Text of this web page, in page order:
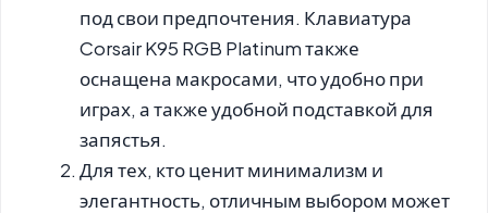
под свои предпочтения. Клавиатура
Corsair K95 RGB Platinum также
оснащена макросами, что удобно при
играх, а также удобной подставкой для
запястья.
Для тех, кто ценит минимализм и
элегантность, отличным выбором может